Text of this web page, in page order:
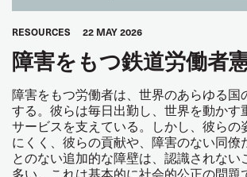
RESOURCES 22 MAY 2026
障害をもつ鉄道労働者
障害をもつ労働者は、世界のあらゆる国
する。彼らは毎日出勤し、世界を動かす
サービスを支えている。しかし、彼らの
にくく、彼らの貢献や、障害のない同僚
とのない追加的な障壁は、認識されない
多い。これは基本的に社会的公正の問題